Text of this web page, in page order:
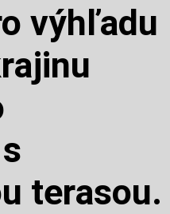
výhľadu
terasou.